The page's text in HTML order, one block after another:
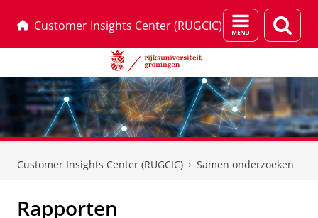
Customer Insights Center (RUGCIC)
Menu
en
Customer Insights Center (RUGCIC) Samen onderzoeken
Rapporten